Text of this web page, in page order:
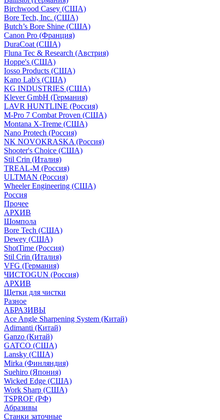
Birchwood Casey (США)
Bore Tech, Inc. (США)
Butch’s Bore Shine (СШA)
Canon Pro (Франция)
DuraCoat (США)
Fluna Tec & Research (Австрия)
Hoppe's (США)
Iosso Products (США)
Kano Lab's (США)
KG INDUSTRIES (США)
Klever GmbH (Германия)
LAVR HUNTLINE (Россия)
M-Pro 7 Combat Proven (СШA)
Montana X-Treme (США)
Nano Protech (Россия)
NK NOVOKRASKA (Россия)
Shooter's Choice (СШA)
Stil Crin (Италия)
TREAL-M (Россия)
ULTMAN (Россия)
Wheeler Engineering (СШA)
Россия
Прочее
АРХИВ
Шомпола
Bore Tech (США)
Dewey (США)
ShotTime (Россия)
Stil Crin (Италия)
VFG (Германия)
ЧИСТОGUN (Россия)
АРХИВ
Щетки для чистки
Разное
АБРАЗИВЫ
Ace Angle Sharpening System (Китай)
Adimanti (Китай)
Ganzo (Китай)
GATCO (США)
Lansky (США)
Mirka (Финляндия)
Suehiro (Япония)
Wicked Edge (США)
Work Sharp (США)
TSPROF (РФ)
Абразивы
Станки заточные